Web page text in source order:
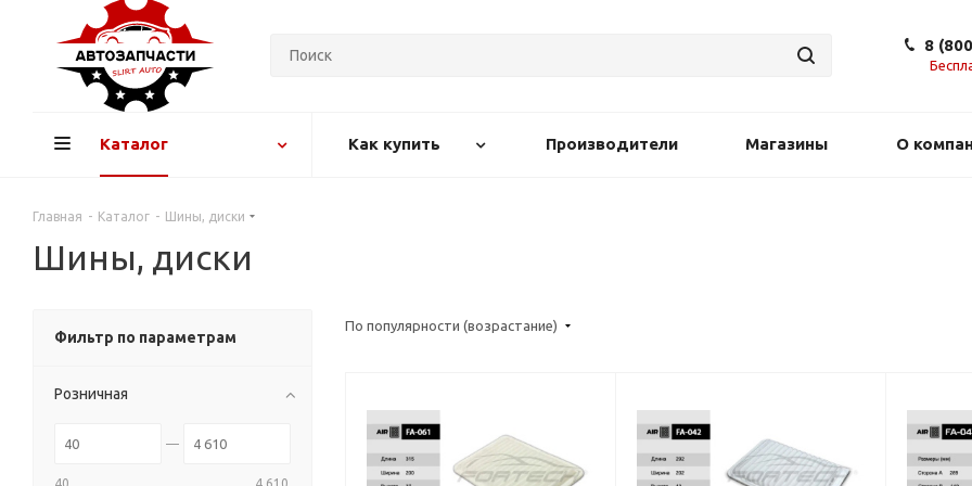
8
Каталог Как купить Производители Магазины О
Главная - Каталог - Шины, диски
Шины, диски
По популярности (возрастание)
Фильтр по параметрам
Розничная